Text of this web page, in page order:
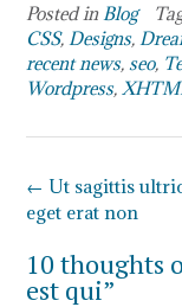
Posted in Blog
CSS, Designs,
recent news, seo,
Wordpress,
Post
navigation
← Ut sagittis
eget erat non
10 thoughts
est qui”